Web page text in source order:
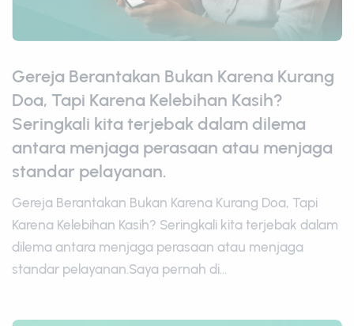
Gereja Berantakan Bukan Karena Kurang
Doa, Tapi Karena Kelebihan Kasih?
Seringkali kita terjebak dalam dilema
antara menjaga perasaan atau menjaga
standar pelayanan.
Gereja Berantakan Bukan Karena Kurang Doa, Tapi
Karena Kelebihan Kasih? Seringkali kita terjebak dalam
dilema antara menjaga perasaan atau menjaga
standar pelayanan.Saya pernah di...